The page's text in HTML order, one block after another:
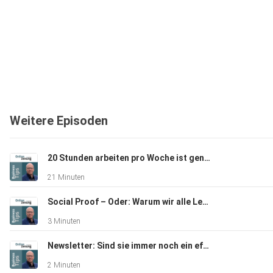
Weitere Episoden
20 Stunden arbeiten pro Woche ist genug?
21 Minuten
Social Proof – Oder: Warum wir alle Lemminge sind und das gar nicht so schlimm ist!
3 Minuten
Newsletter: Sind sie immer noch ein effektives Marketing-Tool oder haben sie in Zeiten von Social Media ihre Wirksamkeit verloren?
2 Minuten